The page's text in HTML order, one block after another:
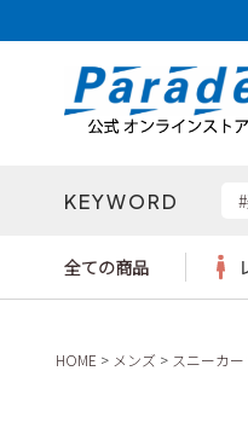
KEYWORD
全ての商品
サンダル
サンダル
サンダル
レディース
レディース
リュック
ケア用品
HOME メンズ スニーカー